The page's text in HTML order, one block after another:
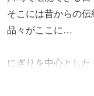
そこには昔からの
品々がここに…
にぎりを中心とし
食感や香りが存分